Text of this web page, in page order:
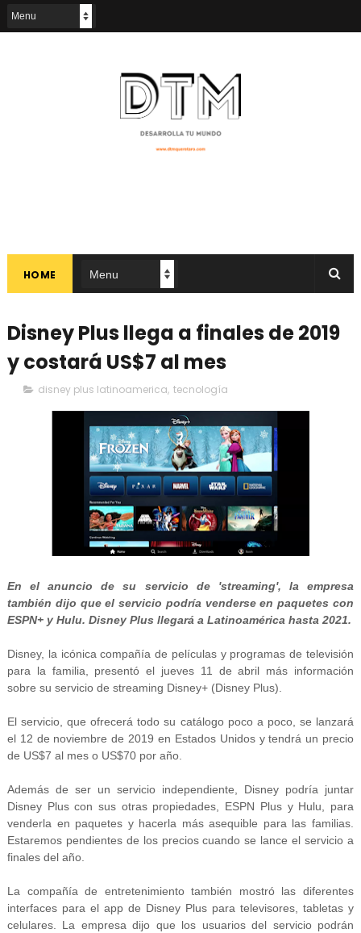
HOME
Disney Plus llega a finales de 2019
y costará US$7 al mes
disney plus latinoamerica, tecnología
En el anuncio de su servicio de 'streaming', la empresa
también dijo que el servicio podría venderse en paquetes con
ESPN+ y Hulu. Disney Plus llegará a Latinoamérica hasta 2021.
Disney, la icónica compañía de películas y programas de televisión
para la familia, presentó el jueves 11 de abril más información
sobre su servicio de streaming Disney+ (Disney Plus).
El servicio, que ofrecerá todo su catálogo poco a poco, se lanzará
el 12 de noviembre de 2019 en Estados Unidos y tendrá un precio
de US$7 al mes o US$70 por año.
Además de ser un servicio independiente, Disney podría juntar
Disney Plus con sus otras propiedades, ESPN Plus y Hulu, para
venderla en paquetes y hacerla más asequible para las familias.
Estaremos pendientes de los precios cuando se lance el servicio a
finales del año.
La compañía de entretenimiento también mostró las diferentes
interfaces para el app de Disney Plus para televisores, tabletas y
celulares. La empresa dijo que los usuarios del servicio podrán